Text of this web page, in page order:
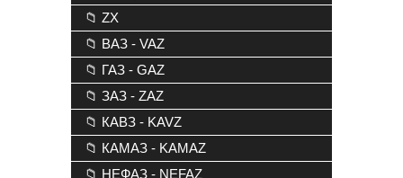
📁 ZX
📁 ВАЗ - VAZ
📁 ГАЗ - GAZ
📁 ЗАЗ - ZAZ
📁 КАВЗ - KAVZ
📁 КАМАЗ - KAMAZ
📁 НЕФАЗ - NEFAZ